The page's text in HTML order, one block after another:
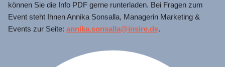
können Sie die Info PDF gerne runterladen. Bei Fragen zum
Event steht Ihnen Annika Sonsalla, Managerin Marketing &
Events zur Seite: annika.sonsalla@insire.de.